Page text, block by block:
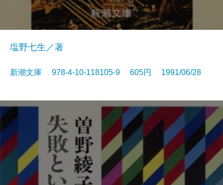
塩野七生／著
新潮文庫 978-4-10-118105-9 605円 1991/06/28